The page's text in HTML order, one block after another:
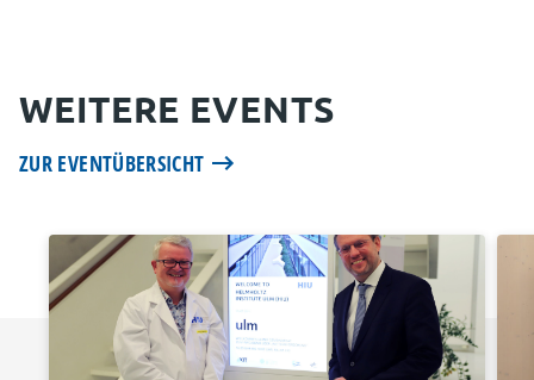
WEITERE EVENTS
ZUR EVENTÜBERSICHT